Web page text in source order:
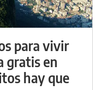
para vivir
gratis en
hay que